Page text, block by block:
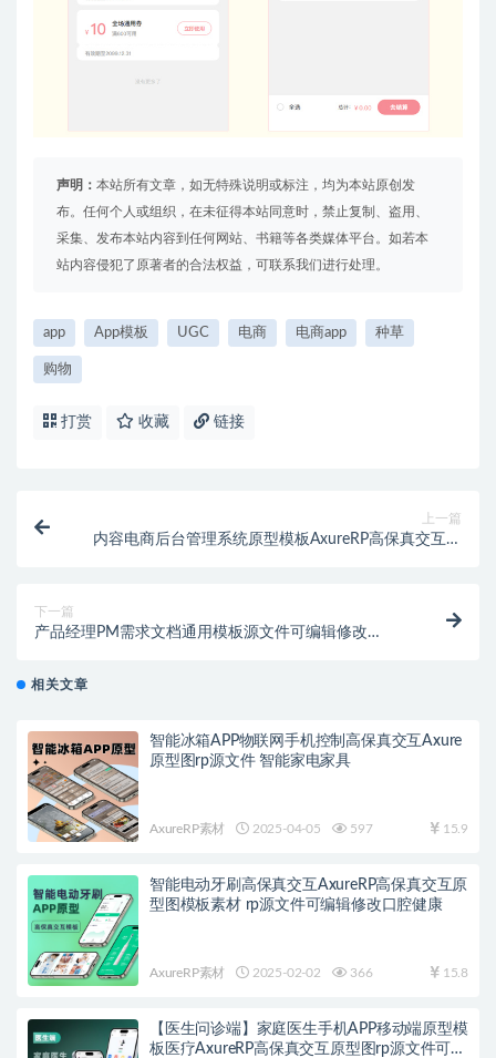
声明： 本站所有文章，如无特殊说明或标注，均为本站原创发
布。任何个人或组织，在未征得本站同意时，禁止复制、盗用、
采集、发布本站内容到任何网站、书籍等各类媒体平台。如若本
站内容侵犯了原著者的合法权益，可联系我们进行处理。
app App模板 UGC 电商 电商app 种草
购物
打赏 收藏 链接
上一篇
内容电商后台管理系统原型模板AxureRP高保真交互原
下一篇
产品经理PM需求文档通用模板源文件可编辑修改
相关文章
智能冰箱APP物联网手机控制高保真交互Axure
原型图rp源文件 智能家电家具
AxureRP素材 2025-04-05 597 15.9
智能电动牙刷高保真交互AxureRP高保真交互原
型图模板素材 rp源文件可编辑修改口腔健康
AxureRP素材 2025-02-02 366 15.8
【医生问诊端】家庭医生手机APP移动端原型模
板医疗AxureRP高保真交互原型图rp源文件可编